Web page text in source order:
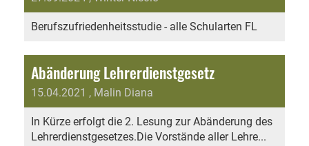
Berufszufriedenheitsstudie - alle Schularten FL
Abänderung Lehrerdienstgesetz
15.04.2021 , Malin Diana
In Kürze erfolgt die 2. Lesung zur Abänderung des
Lehrerdienstgesetzes.Die Vorstände aller Lehre...